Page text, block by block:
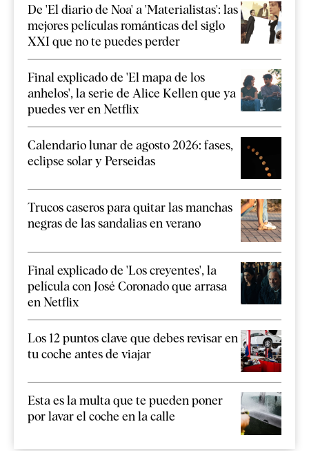
De 'El diario de Noa' a 'Materialistas': las
mejores películas románticas del siglo
XXI que no te puedes perder
Final explicado de 'El mapa de los
anhelos', la serie de Alice Kellen que ya
puedes ver en Netflix
Calendario lunar de agosto 2026: fases,
eclipse solar y Perseidas
Trucos caseros para quitar las manchas
negras de las sandalias en verano
Final explicado de 'Los creyentes', la
película con José Coronado que arrasa
en Netflix
Los 12 puntos clave que debes revisar en
tu coche antes de viajar
Esta es la multa que te pueden poner
por lavar el coche en la calle